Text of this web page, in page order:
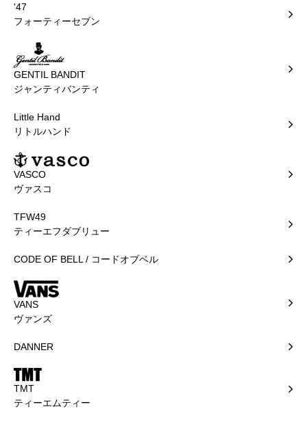
'47
フォーティーセブン
GENTIL BANDIT
ジャンティバンティ
Little Hand
リトルハンド
VASCO
ヴァスコ
TFW49
ティーエフダブリュー
CODE OF BELL / コードオブベル
VANS
ヴァンズ
DANNER
TMT
ティーエムティー